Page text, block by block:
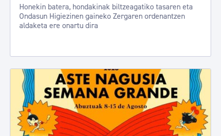
Honekin batera, hondakinak biltzeagatiko tasaren eta
Ondasun Higiezinen gaineko Zergaren ordenantzen
aldaketa ere onartu dira